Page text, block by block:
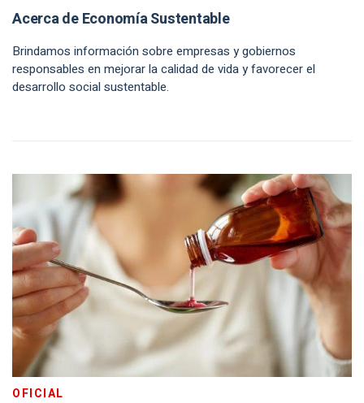
Acerca de Economía Sustentable
Brindamos información sobre empresas y gobiernos
responsables en mejorar la calidad de vida y favorecer el
desarrollo social sustentable.
OFICIAL